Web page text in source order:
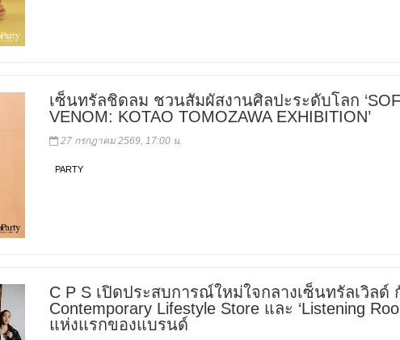
เซ็นทรัลชิดลม ชวนสัมผัสงานศิลปะระดับโลก
VENOM: KOTAO TOMOZAWA EXHIBITION’
27 กรกฎาคม 2569, 17:00 น.
PARTY
C P S เปิดประสบการณ์ใหม่ใจกลางเซ็นทรัลเวิลด์
Contemporary Lifestyle Store และ ‘Listening
แห่งแรกของแบรนด์